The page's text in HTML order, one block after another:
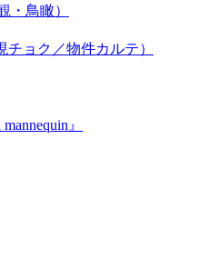
・鳥瞰）
ョク／物件カルテ）
』